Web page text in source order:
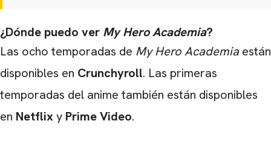
¿Dónde puedo ver My Hero Academia?
Las ocho temporadas de My Hero Academiaestán
disponibles en Crunchyroll. Las primeras
temporadas del anime también están disponibles
en Netflixy Prime Video.